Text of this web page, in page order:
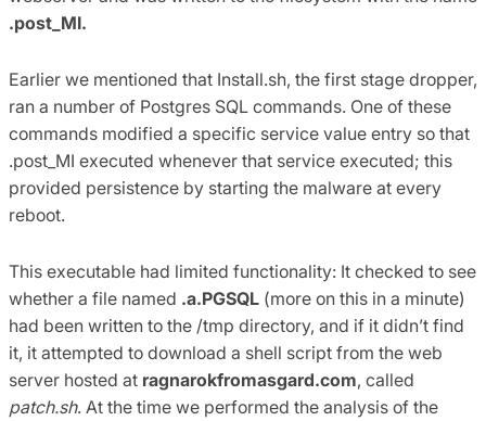
.post_MI.
Earlier we mentioned that Install.sh, the first stage dropper,
ran a number of Postgres SQL commands. One of these
commands modified a specific service value entry so that
.post_MI executed whenever that service executed; this
provided persistence by starting the malware at every
reboot.
This executable had limited functionality: It checked to see
whether a file named .a.PGSQL (more on this in a minute)
had been written to the /tmp directory, and if it didn’t find
it, it attempted to download a shell script from the web
server hosted at ragnarokfromasgard.com, called
patch.sh. At the time we performed the analysis of the